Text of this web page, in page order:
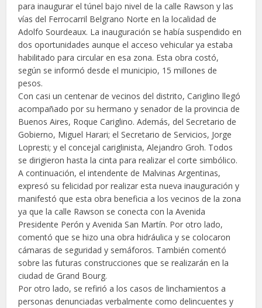
para inaugurar el túnel bajo nivel de la calle Rawson y las
vías del Ferrocarril Belgrano Norte en la localidad de
Adolfo Sourdeaux. La inauguración se había suspendido en
dos oportunidades aunque el acceso vehicular ya estaba
habilitado para circular en esa zona. Esta obra costó,
según se informó desde el municipio, 15 millones de
pesos.
Con casi un centenar de vecinos del distrito, Cariglino llegó
acompañado por su hermano y senador de la provincia de
Buenos Aires, Roque Cariglino. Además, del Secretario de
Gobierno, Miguel Harari; el Secretario de Servicios, Jorge
Lopresti; y el concejal cariglinista, Alejandro Groh. Todos
se dirigieron hasta la cinta para realizar el corte simbólico.
A continuación, el intendente de Malvinas Argentinas,
expresó su felicidad por realizar esta nueva inauguración y
manifestó que esta obra beneficia a los vecinos de la zona
ya que la calle Rawson se conecta con la Avenida
Presidente Perón y Avenida San Martín. Por otro lado,
comentó que se hizo una obra hidráulica y se colocaron
cámaras de seguridad y semáforos. También comentó
sobre las futuras construcciones que se realizarán en la
ciudad de Grand Bourg.
Por otro lado, se refirió a los casos de linchamientos a
personas denunciadas verbalmente como delincuentes y